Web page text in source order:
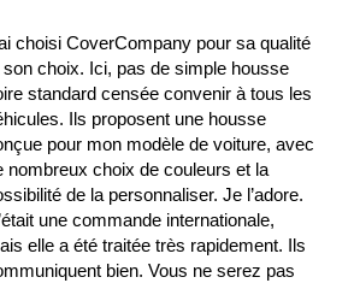
choisi CoverCompany pour sa qualité
son choix. Ici, pas de simple housse
standard censée convenir à tous les
Ils proposent une housse
pour mon modèle de voiture, avec
nombreux choix de couleurs et la
de la personnaliser. Je l’adore.
une commande internationale,
elle a été traitée très rapidement. Ils
bien. Vous ne serez pas